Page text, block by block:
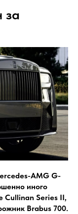
за
AMG G-
иного
Cullinan Series II,
Brabus 700.